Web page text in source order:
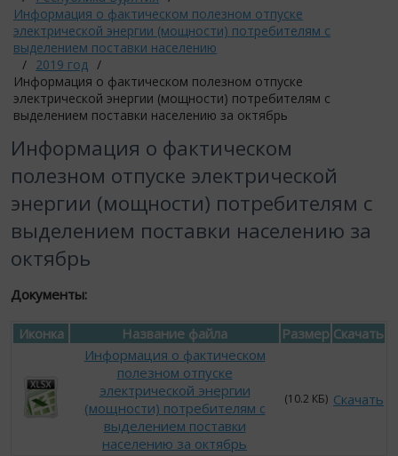
Информация о фактическом полезном отпуске
электрической энергии (мощности) потребителям с
выделением поставки населению
/ 2019 год /
Информация о фактическом полезном отпуске
электрической энергии (мощности) потребителям с
выделением поставки населению за октябрь
Информация о фактическом
полезном отпуске электрической
энергии (мощности) потребителям с
выделением поставки населению за
октябрь
Документы:
Иконка Название файла Размер Скачать
Информация о фактическом
полезном отпуске
электрической энергии
(мощности) потребителям с
выделением поставки
населению за октябрь
(10.2 КБ) Скачать